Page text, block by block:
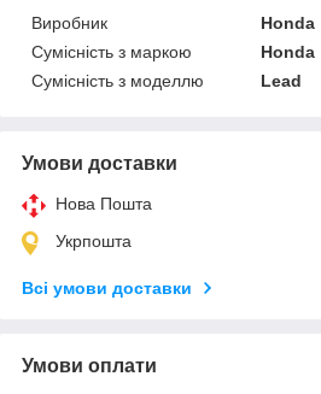
Виробник
Honda
Сумісність з маркою
Honda
Сумісність з моделлю
Lead
Умови доставки
Нова Пошта
Укрпошта
Всі умови доставки
Умови оплати